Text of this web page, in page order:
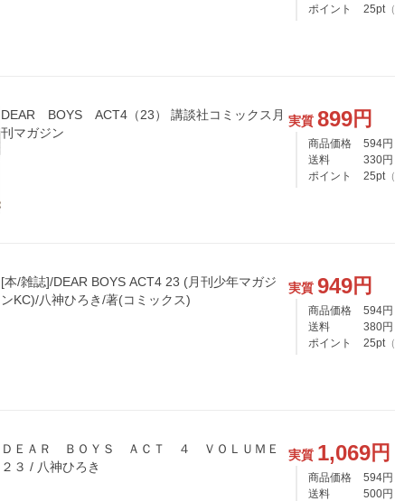
ポイント
25pt（
DEAR BOYS ACT4（23） 講談社コミックス月
刊マガジン
実質 899円
商品価格 594円
送料
330円
ポイント
25pt（
[本/雑誌]/DEAR BOYS ACT4 23 (月刊少年マガジ
ンKC)/八神ひろき/著(コミックス)
実質 949円
商品価格 594円
送料
380円
ポイント
25pt（
ＤＥＡＲ ＢＯＹＳ ＡＣＴ ４ ＶＯＬＵＭＥ
２３ / 八神ひろき
実質 1,069円
商品価格 594円
送料
500円